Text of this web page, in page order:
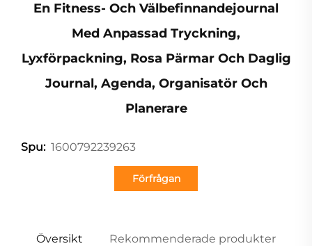
En Fitness- Och Välbefinnandejournal
Med Anpassad Tryckning,
Lyxförpackning, Rosa Pärmar Och Daglig
Journal, Agenda, Organisatör Och
Planerare
Spu: 1600792239263
Förfrågan
Översikt Rekommenderade produkter